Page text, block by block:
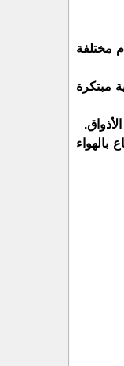
مختلفة
مبتكرة
بالهواء